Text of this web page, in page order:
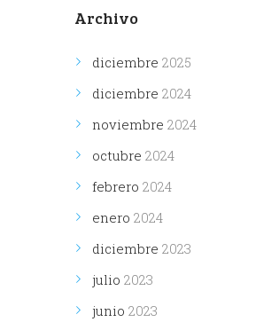
Archivo
diciembre 2025
diciembre 2024
noviembre 2024
octubre 2024
febrero 2024
enero 2024
diciembre 2023
julio 2023
junio 2023